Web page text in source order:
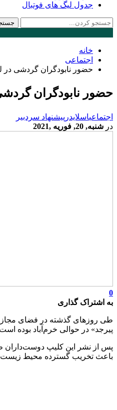
جدول لیگ های فوتبال
خانه
اجتماعی
حضور نابودگران گردشی در
حضور نابودگران
اجتماعیاسلایدر پیشنهاد سردبیر
در شنبه, 20, فوریه ,2021
0
به اشتراک گذاری
طی روزهای گذشته در فضای مجازی
پیرجد» در حوالی خرم‌آباد بوده
پس از نشر این کلیپ دوست‌داران
باعث تخریب گسترده محیط